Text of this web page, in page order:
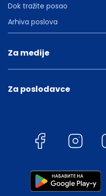
Dok tražite posao
Arhiva poslova
Za medije
Za poslodavce